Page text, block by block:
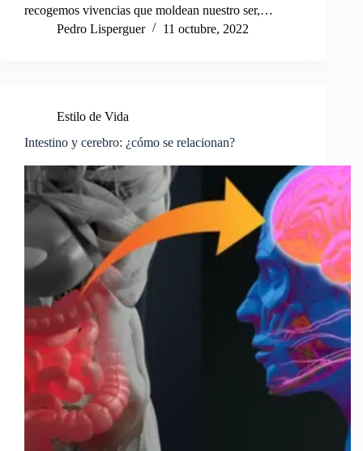
recogemos vivencias que moldean nuestro ser,…
Pedro Lisperguer
11 octubre, 2022
Estilo de Vida
Intestino y cerebro: ¿cómo se relacionan?